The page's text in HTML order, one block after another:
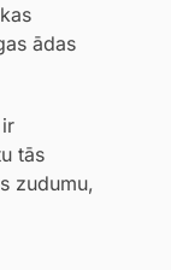
ādas
tās
zudumu,